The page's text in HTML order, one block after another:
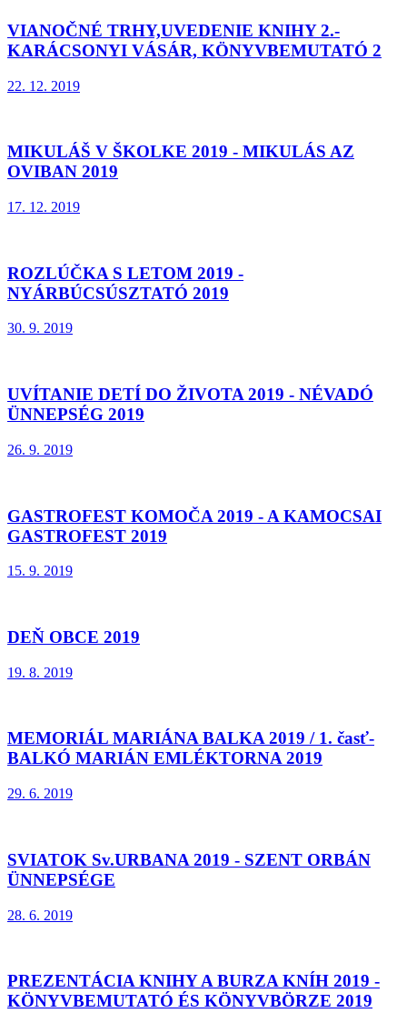
VIANOČNÉ TRHY,UVEDENIE KNIHY 2.-
KARÁCSONYI VÁSÁR, KÖNYVBEMUTATÓ 2
22. 12. 2019
MIKULÁŠ V ŠKOLKE 2019 - MIKULÁS AZ
OVIBAN 2019
17. 12. 2019
ROZLÚČKA S LETOM 2019 -
NYÁRBÚCSÚSZTATÓ 2019
30. 9. 2019
UVÍTANIE DETÍ DO ŽIVOTA 2019 - NÉVADÓ
ÜNNEPSÉG 2019
26. 9. 2019
GASTROFEST KOMOČA 2019 - A KAMOCSAI
GASTROFEST 2019
15. 9. 2019
DEŇ OBCE 2019
19. 8. 2019
MEMORIÁL MARIÁNA BALKA 2019 / 1. časť-
BALKÓ MARIÁN EMLÉKTORNA 2019
29. 6. 2019
SVIATOK Sv.URBANA 2019 - SZENT ORBÁN
ÜNNEPSÉGE
28. 6. 2019
PREZENTÁCIA KNIHY A BURZA KNÍH 2019 -
KÖNYVBEMUTATÓ ÉS KÖNYVBÖRZE 2019